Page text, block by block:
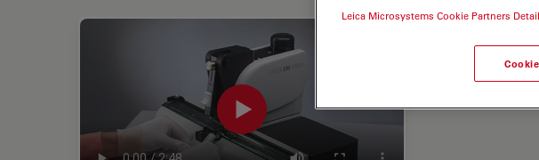
Leica Microsystems Cookie Partners